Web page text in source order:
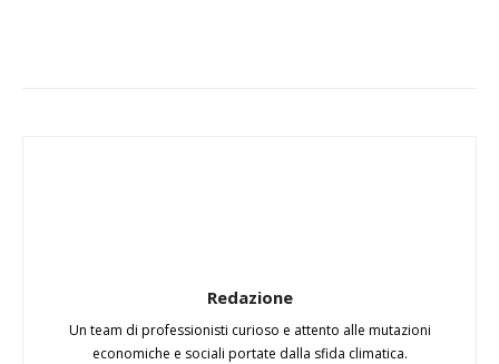
Redazione
Un team di professionisti curioso e attento alle mutazioni
economiche e sociali portate dalla sfida climatica.